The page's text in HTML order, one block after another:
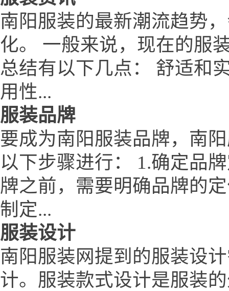
南阳服装的最新潮流趋势
化。 一般来说，现在的服
总结有以下几点： 舒适和
用性...
服装品牌
要成为南阳服装品牌，南
以下步骤进行： 1.确定品
牌之前，需要明确品牌的
制定...
服装设计
南阳服装网提到的服装设
计。服装款式设计是服装